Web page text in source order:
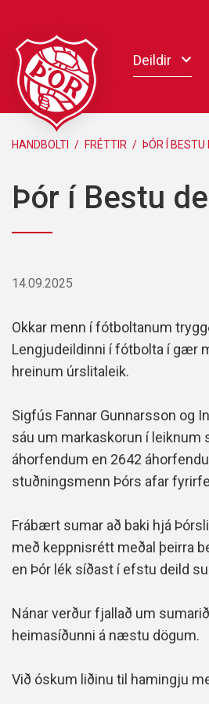
efni
Deildir
Handbolti
Knattspyrna
Pollamót Samskipa
HANDBOLTI / FRÉTTIR / ÞÓR Í
Þór í Bestu
14.09.2025
Okkar menn í fótboltanum
Lengjudeildinni í fótbolta í gær
hreinum úrslitaleik.
Sigfús Fannar Gunnarsson og
sáu um markaskorun í leiknum
áhorfendum en 2642
stuðningsmenn Þórs afar
Frábært sumar að baki hjá
með keppnisrétt meðal þeirra
en Þór lék síðast í efstu deild
Nánar verður fjallað um
heimasíðunni á næstu dögum.
Við óskum liðinu til hamingju